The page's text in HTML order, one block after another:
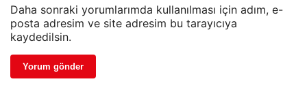
Daha sonraki yorumlarımda kullanılması için adım, e-
posta adresim ve site adresim bu tarayıcıya
kaydedilsin.